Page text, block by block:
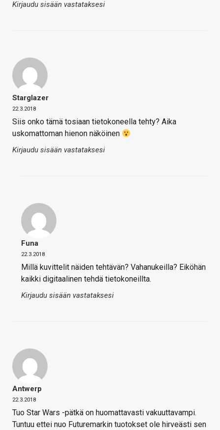
Kirjaudu sisään vastataksesi
Starglazer
22.3.2018
Siis onko tämä tosiaan tietokoneella tehty? Aika
uskomattoman hienon näköinen
Kirjaudu sisään vastataksesi
Funa
22.3.2018
Millä kuvittelit näiden tehtävän? Vahanukeilla? Eiköhän
kaikki digitaalinen tehdä tietokoneillta.
Kirjaudu sisään vastataksesi
Antwerp
22.3.2018
Tuo Star Wars -pätkä on huomattavasti vakuuttavampi.
Tuntuu ettei nuo Futuremarkin tuotokset ole hirveästi sen